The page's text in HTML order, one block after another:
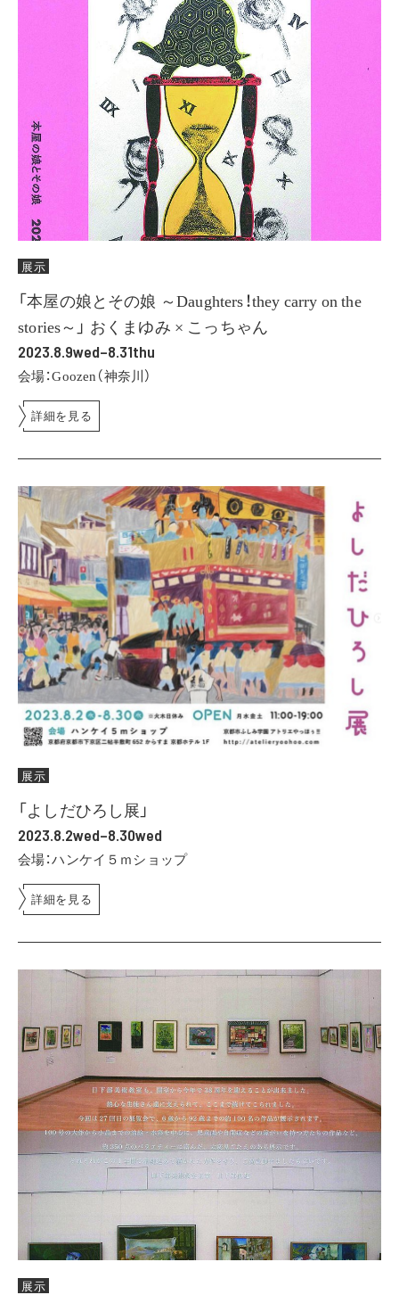
展示
「本屋の娘とその娘 ～Daughters！they carry on the
stories～」 おくまゆみ × こっちゃん
2023.8.9wed–8.31thu
会場：Goozen（神奈川）
詳細を見る
展示
「よしだひろし展」
2023.8.2wed–8.30wed
会場：ハンケイ５ｍショップ
詳細を見る
展示